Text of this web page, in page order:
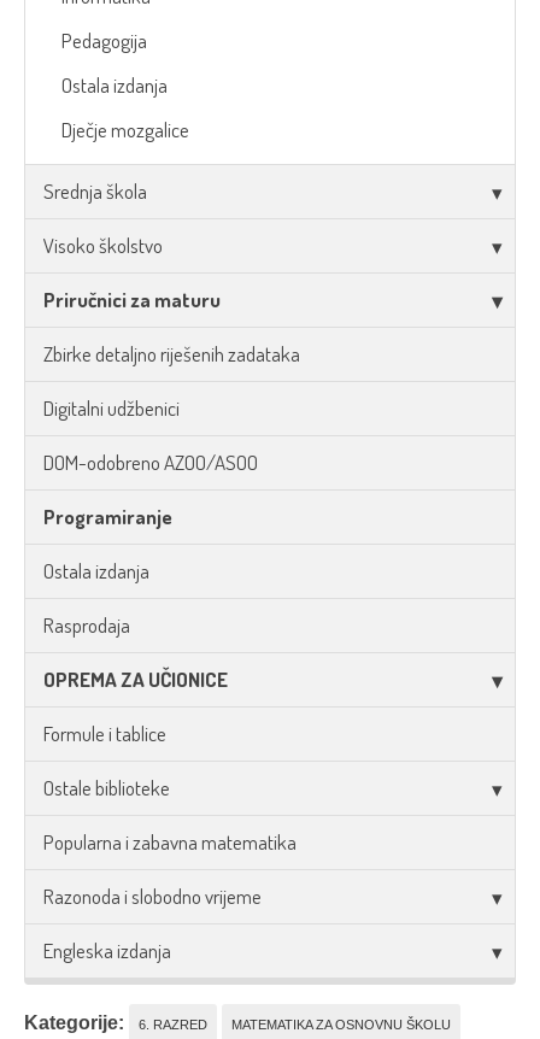
Pedagogija
Ostala izdanja
Dječje mozgalice
Srednja škola
Visoko školstvo
Priručnici za maturu
Zbirke detaljno riješenih zadataka
Digitalni udžbenici
DOM-odobreno AZOO/ASOO
Programiranje
Ostala izdanja
Rasprodaja
OPREMA ZA UČIONICE
Formule i tablice
Ostale biblioteke
Popularna i zabavna matematika
Razonoda i slobodno vrijeme
Engleska izdanja
Kategorije: 6. RAZRED MATEMATIKA ZA OSNOVNU ŠKOLU